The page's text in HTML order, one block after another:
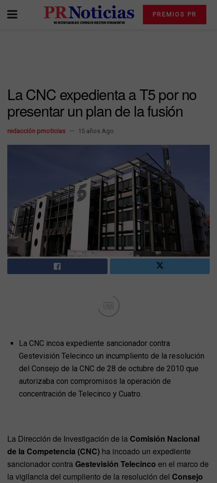
PREMIOS PR
La CNC expedienta a T5 por no
presentar un plan de la fusión
redacción prnoticias 15 años Ago
Ad
La CNC incoa expediente sancionador contra
Gestevisión Telecinco un incumpliento de la resolución
del Consejo de la CNC de 28 de octubre de 2010 que
autorizaba con compromisos la operación de
concentración de Telecinco y Cuatro.
La Dirección de Investigación de la Comisión Nacional
de la Competencia (CNC) ha incoado un expediente
sancionador contraGestevisión Telecinco en el marco de
la vigilancia del cumpliento de la resolución del Consejo